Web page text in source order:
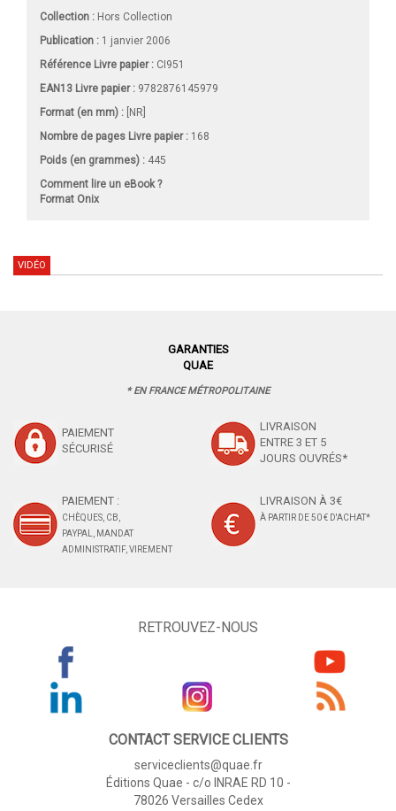
Collection : Hors Collection
Publication : 1 janvier 2006
Référence Livre papier : CI951
EAN13 Livre papier : 9782876145979
Format (en mm) : [NR]
Nombre de pages Livre papier: 168
Poids (en grammes) : 445
Comment lire un eBook ?
Format Onix
VIDÉO
GARANTIES
QUAE
* EN FRANCE MÉTROPOLITAINE
PAIEMENT
SÉCURISÉ
LIVRAISON
ENTRE 3 ET 5
JOURS OUVRÉS*
PAIEMENT :
CHÈQUES, CB,
PAYPAL, MANDAT
ADMINISTRATIF, VIREMENT
LIVRAISON À 3€
À PARTIR DE 50 € D'ACHAT*
RETROUVEZ-NOUS
CONTACT SERVICE CLIENTS
serviceclients@quae.fr
Éditions Quae - c/o INRAE RD 10 -
78026 Versailles Cedex